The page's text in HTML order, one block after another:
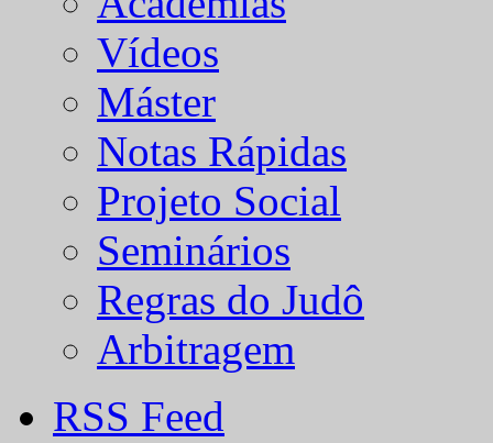
Vídeos
Máster
Notas Rápidas
Projeto Social
Seminários
Regras do Judô
Arbitragem
RSS Feed